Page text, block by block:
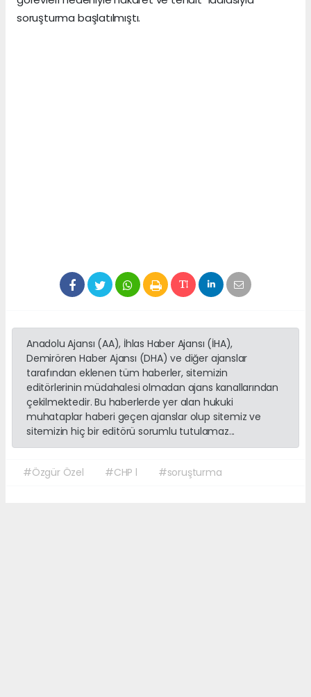
soruşturma başlatılmıştı.
Anadolu Ajansı (AA), İhlas Haber Ajansı (İHA),
Demirören Haber Ajansı (DHA) ve diğer ajanslar
tarafından eklenen tüm haberler, sitemizin
editörlerinin müdahalesi olmadan ajans kanallarından
çekilmektedir. Bu haberlerde yer alan hukuki
muhataplar haberi geçen ajanslar olup sitemiz ve
sitemizin hiç bir editörü sorumlu tutulamaz...
#Özgür Özel #CHP l #soruşturma